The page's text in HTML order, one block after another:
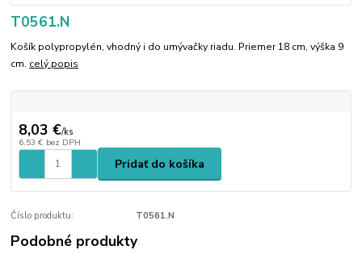
T0561.N
Košík polypropylén, vhodný i do umývačky riadu. Priemer 18 cm, výška 9
cm. celý popis
8,03 €/ks
6,53 € bez DPH
Pridať do košíka
Číslo produktu: T0561.N
Podobné produkty